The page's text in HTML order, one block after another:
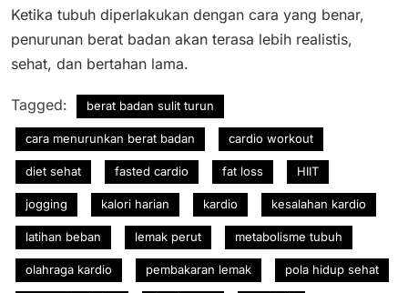
Ketika tubuh diperlakukan dengan cara yang benar,
penurunan berat badan akan terasa lebih realistis,
sehat, dan bertahan lama.
Tagged: berat badan sulit turun
cara menurunkan berat badan cardio workout
diet sehat fasted cardio fat loss HIIT
jogging kalori harian kardio kesalahan kardio
latihan beban lemak perut metabolisme tubuh
olahraga kardio pembakaran lemak pola hidup sehat